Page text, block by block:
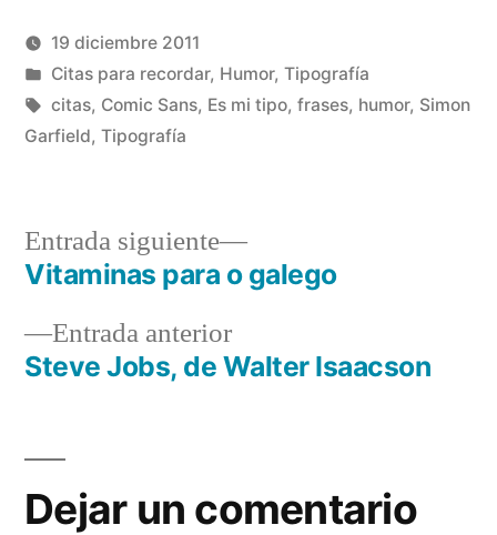
una
ventana
una
ventana
Publicado
por
Manuel
Rivas
Álvarez
19 diciembre 2011
Publicado
en
Citas para recordar, Humor, Tipografía
Etiquetas:
citas, Comic Sans, Es mi tipo, frases, humor, Simon
Garfield, Tipografía
Navegación
de
entradas
Entrada anteriorEntrada
anterior:
Steve Jobs, de Walter Isaacson
Entrada siguiente
Entrada
siguiente:
Vitaminas para o galego
Dejar un comentario